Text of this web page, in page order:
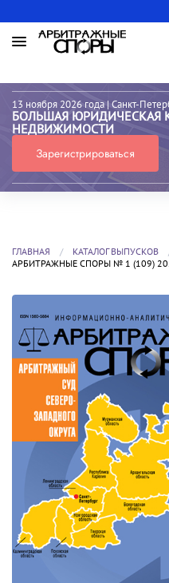
13 ноября 2026 года | Санкт-
БОЛЬШАЯ ЮРИДИЧЕСКАЯ
НЕДВИЖИМОСТИ
Зарегистрироваться
ГЛАВНАЯ
КАТАЛОГ ВЫПУСКОВ
АРБИТРАЖНЫЕ СПОРЫ № 1 (109)